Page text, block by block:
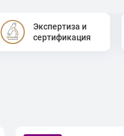
Экспертиза и
сертификация